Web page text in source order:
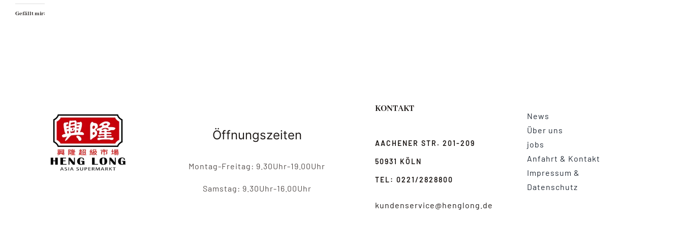
Gefällt mir:
Öffnungszeiten
Montag-Freitag: 9.30Uhr-19.00Uhr
Samstag: 9.30Uhr-16.00Uhr
KONTAKT
AACHENER STR. 201-209
50931 KÖLN
TEL: 0221/2828800
kundenservice@henglong.de
News
Über uns
jobs
Anfahrt & Kontakt
Impressum &
Datenschutz